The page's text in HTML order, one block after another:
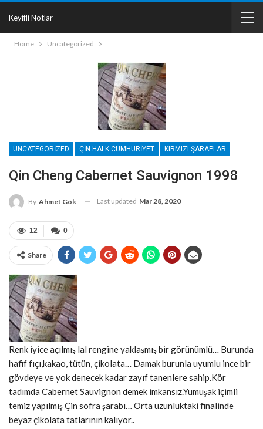
Keyifli Notlar
Home Uncategorized
UNCATEGORIZED ÇIN HALK CUMHURIYET KIRMIZI ŞARAPLAR
Qin Cheng Cabernet Sauvignon 1998
By Ahmet Gök Last updated Mar 28, 2020
0
12
Share
Renk iyice açılmış lal rengine yaklaşmış bir görünümlü… Burunda
hafif fıçı,kakao, tütün, çikolata… Damak burunla uyumlu ince bir
gövdeye ve yok denecek kadar zayıf tanenlere sahip.Kör
tadımda Cabernet Sauvignon demek imkansız.Yumuşak içimli
temiz yapılmış Çin sofra şarabı… Orta uzunluktaki finalinde
beyaz çikolata tatlarının kalıyor..